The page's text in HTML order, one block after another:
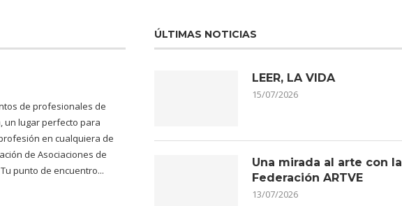
de profesionales de
un lugar perfecto para
en cualquiera de
de Asociaciones de
punto de encuentro...
ÚLTIMAS NOTICIAS
LEER, LA VIDA
15/07/2026
Una mirada al arte con la
Federación ARTVE
13/07/2026